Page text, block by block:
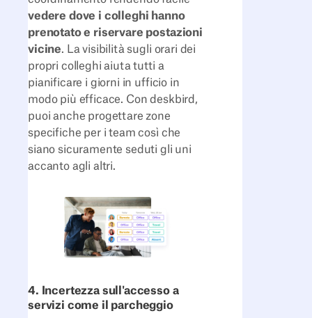
vedere dove i colleghi hanno
prenotato e riservare postazioni
vicine. La visibilità sugli orari dei
propri colleghi aiuta tutti a
pianificare i giorni in ufficio in
modo più efficace. Con deskbird,
puoi anche progettare zone
specifiche per i team così che
siano sicuramente seduti gli uni
accanto agli altri.
4. Incertezza sull'accesso a
servizi come il parcheggio